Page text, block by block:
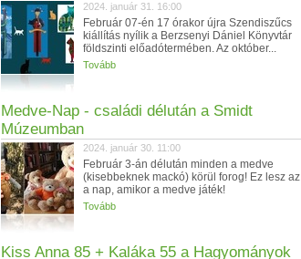
2024. január 31. 16:00
Február 07-én 17 órakor újra Szendiszűcs
kiállítás nyílik a Berzsenyi Dániel Könyvtár
földszinti előadótermében. Az október...
Tovább
Medve-Nap - családi délután a Smidt
Múzeumban
2024. január 30. 11:00
Február 3-án délután minden a medve
(kisebbeknek mackó) körül forog! Ez lesz az
a nap, amikor a medve játék!
Tovább
Kiss Anna 85 + Kaláka 55 a Hagyományok